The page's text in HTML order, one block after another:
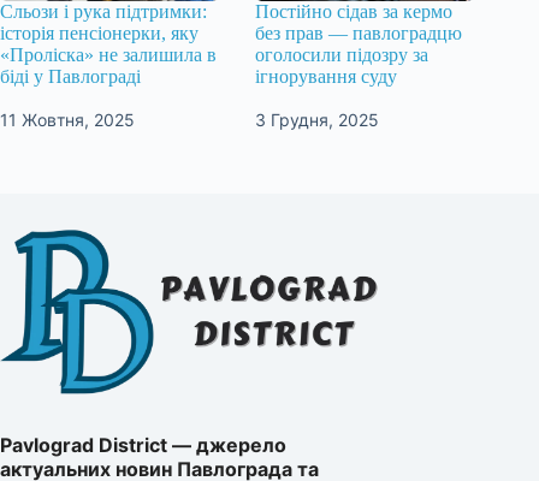
Сльози і рука підтримки:
історія пенсіонерки, яку
«Проліска» не залишила в
біді у Павлограді
11 Жовтня, 2025
Постійно сідав за кермо
без прав — павлоградцю
оголосили підозру за
ігнорування суду
3 Грудня, 2025
Pavlograd District — джерело
актуальних новин Павлограда та